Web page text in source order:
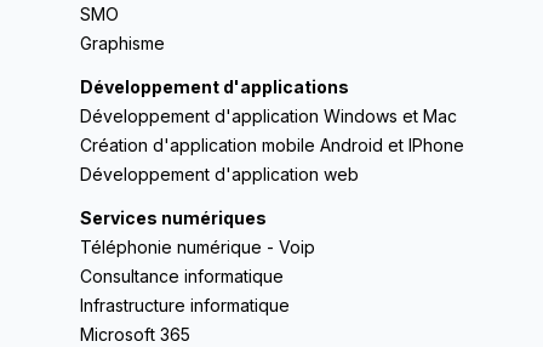
SMO
Graphisme
Développement d'applications
Développement d'application Windows et Mac
Création d'application mobile Android et IPhone
Développement d'application web
Services numériques
Téléphonie numérique - Voip
Consultance informatique
Infrastructure informatique
Microsoft 365